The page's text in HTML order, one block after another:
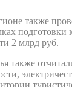
также
2 млрд руб.
также